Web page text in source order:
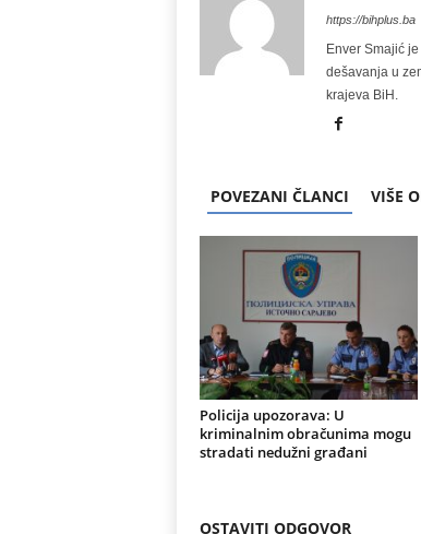
https://bihplus.ba
Enver Smajić
dešavanja u
krajeva BiH.
POVEZANI ČLANCI VIŠE
Policija upozorava: U
kriminalnim obračunima mogu
stradati nedužni građani
OSTAVITI ODGOVOR